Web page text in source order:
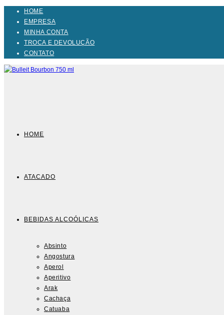
conteúdo
HOME
EMPRESA
MINHA CONTA
TROCA E DEVOLUÇÃO
CONTATO
HOME
ATACADO
BEBIDAS ALCOÓLICAS
Absinto
Angostura
Aperol
Aperitivo
Arak
Cachaça
Catuaba